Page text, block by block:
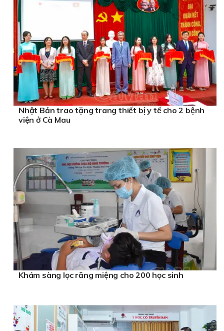
Nhật Bản trao tặng trang thiết bị y tế cho 2 bệnh
viện ở Cà Mau
Khám sàng lọc răng miệng cho 200 học sinh